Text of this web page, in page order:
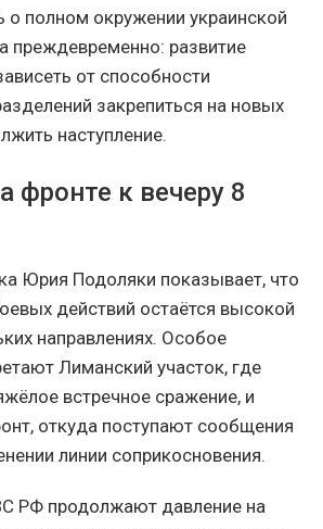
о полном окружении украинской
преждевременно: развитие
от способности
закрепиться на новых
наступление.
фронте к вечеру 8
Юрия Подоляки показывает, что
действий остаётся высокой
направлениях. Особое
Лиманский участок, где
встречное сражение, и
откуда поступают сообщения
линии соприкосновения.
РФ продолжают давление на